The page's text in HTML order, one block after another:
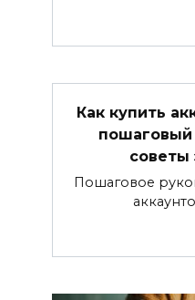
Как купить
пошаговый
советы
Пошаговое